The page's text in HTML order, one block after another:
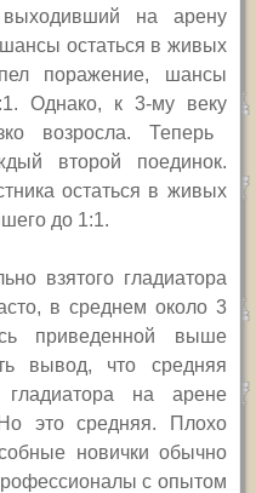
на арену
остаться в живых
поражение, шансы
:1. Однако, к 3-мувеку
возросла. Теперь
второй поединок.
остаться в живых
до 1:1.
взятого гладиатора
в среднем около 3
приведенной выше
вывод, что средняя
гладиатора на арене
это средняя. Плохо
новички обычно
с опытом